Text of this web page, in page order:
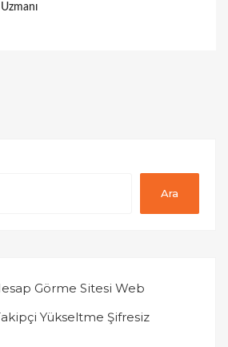
Uzmanı
Ara
Görme Sitesi Web
Yükseltme Şifresiz